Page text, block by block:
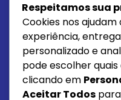
PROUTOS
MOLETOM
MOLETINHO
MEIA MALHA ALGODÃO
MEIA MALHA PP
Respeitamos sua
Cookies nos
experiência,
personalizado e
pode escolher
clicando em
Aceitar Todos